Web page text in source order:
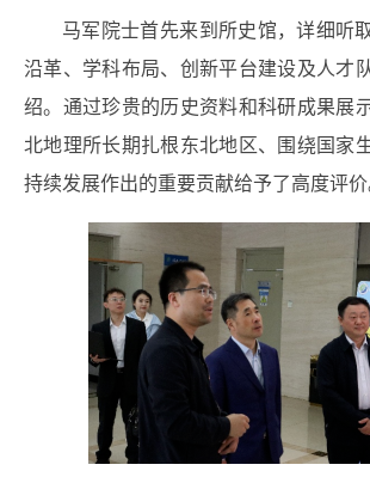
马军院士首先来到所史馆，详细听
沿革、学科布局、创新平台建设及人才
绍。通过珍贵的历史资料和科研成果展
北地理所长期扎根东北地区、围绕国家
持续发展作出的重要贡献给予了高度评价